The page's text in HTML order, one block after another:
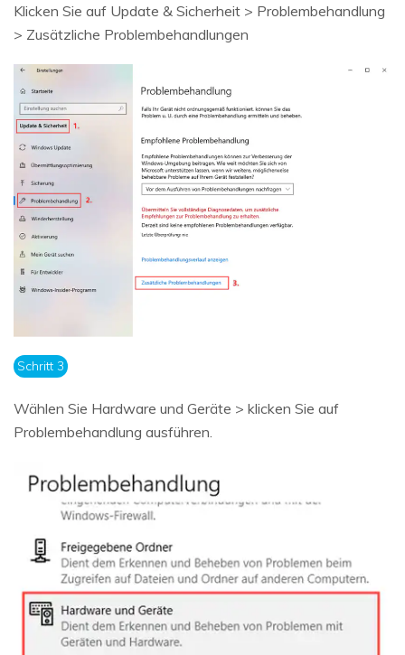
Klicken Sie auf Update & Sicherheit > Problembehandlung
> Zusätzliche Problembehandlungen
Schritt 3
Wählen Sie Hardware und Geräte > klicken Sie auf
Problembehandlung ausführen.